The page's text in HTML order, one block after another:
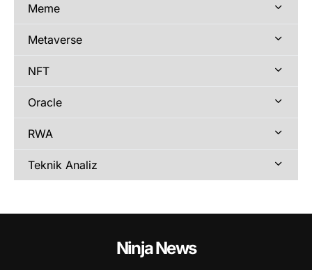
Meme
Metaverse
NFT
Oracle
RWA
Teknik Analiz
Ninja News